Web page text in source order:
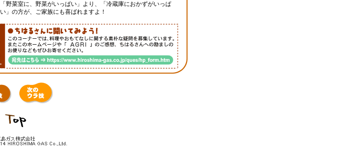
「野菜室に、野菜がいっぱい」より、「冷蔵庫におかずがいっぱ
い」の方が、ご家族にも喜ばれますよ！